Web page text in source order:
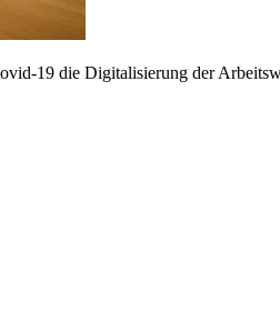
19 die Digitalisierung der